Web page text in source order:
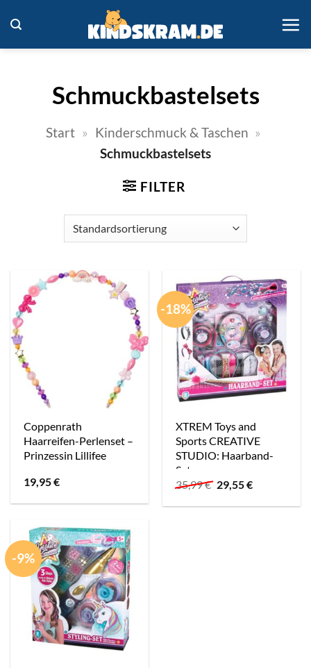
Inhalt
springen
Schmuckbastelsets
Start » Kinderschmuck & Taschen »
Schmuckbastelsets
FILTER
Coppenrath
Haarreifen-Perlenset –
Prinzessin Lillifee
19,95€
-18%
XTREM Toys and
Sports CREATIVE
STUDIO: Haarband-
Set
35,99€ Ursprünglicher
Preis
war:
29,55€Aktueller
ist:
-9%